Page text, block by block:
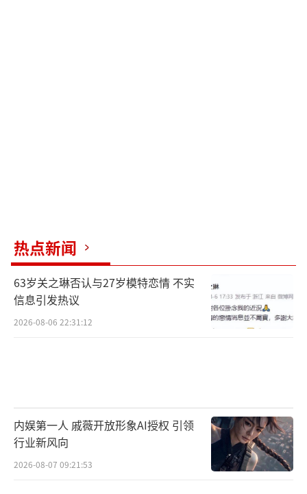
热点新闻
63岁关之琳否认与27岁模特恋情 不实
信息引发热议
2026-08-06 22:31:12
内娱第一人 戚薇开放形象AI授权 引领
行业新风向
2026-08-07 09:21:53